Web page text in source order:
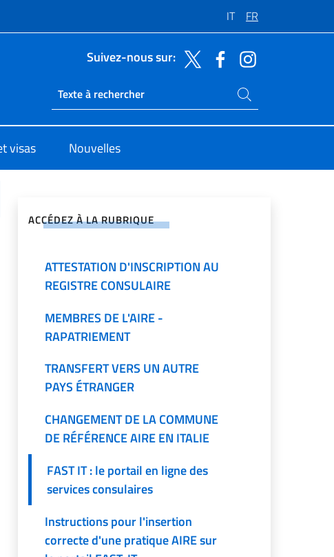
IT FR
Suivez-nous sur:
Ricerca sito live
Rechercher dans le site
visas Nouvelles
ACCÉDEZ À LA RUBRIQUE
CHANGEMENT D'ADRESSE
ATTESTATION D'INSCRIPTION AU
REGISTRE CONSULAIRE
MEMBRES DE L'AIRE -
RAPATRIEMENT
TRANSFERT VERS UN AUTRE
PAYS ÉTRANGER
CHANGEMENT DE LA COMMUNE
DE RÉFÉRENCE AIRE EN ITALIE
FAST IT : le portail en ligne des
services consulaires
Instructions pour l'insertion
correcte d'une pratique AIRE sur